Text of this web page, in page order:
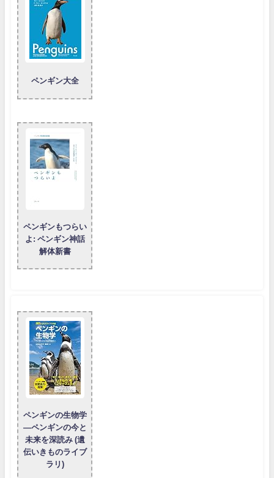
ペンギン大全
ペンギンもつらい
よ: ペンギン神話
解体新書
ペンギンの生物学
―ペンギンの今と
未来を深読み (遺
伝いきものライブ
ラリ)